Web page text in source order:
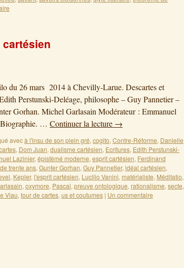
cartésien
du 26 mars 2014 à Chevilly-Larue. Descartes et
Perstunski-Deléage, philosophe – Guy Pannetier –
Gorhan. Michel Garlasain Modérateur : Emmanuel
… Continuer la lecture →
avecà l'insu de son plein gré, cogito, Contre-Réforme, Danielle
, Dom Juan, dualisme cartésien, Ecritures, Edith Perstunski-
Lazinier, épistèmé moderne, esprit cartésien, Ferdinand
trente ans, Gunter Gorhan, Guy Pannetier, idéal cartésien,
, Kepler, l'esprit cartésien, Lucilio Vanini, matérialiste, Méditatio,
, oxymore, Pascal, preuve ontologique, rationalisme, secte,
Viau, tour de cartes, us et coutumes | Un commentaire